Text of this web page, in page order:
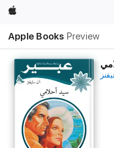
Apple
Apple Books Preview
Nav
Open
Menu